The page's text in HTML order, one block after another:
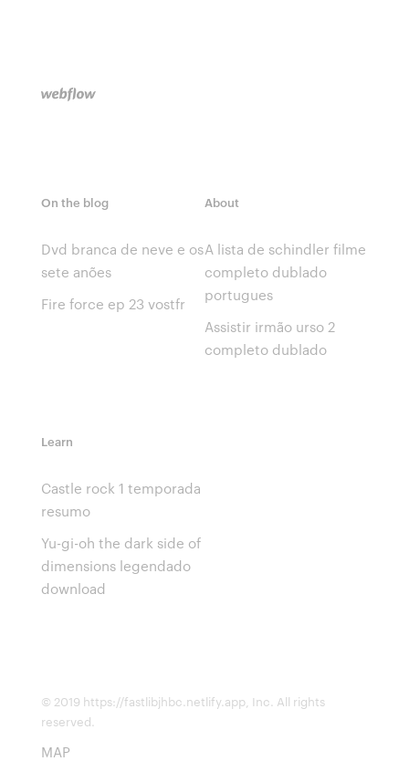
On the blog
Dvd branca de neve e os
sete anões
Fire force ep 23 vostfr
About
A lista de schindler filme
completo dublado
portugues
Assistir irmão urso 2
completo dublado
Learn
Castle rock 1 temporada
resumo
Yu-gi-oh the dark side of
dimensions legendado
download
© 2019 https://fastlibjhbc.netlify.app, Inc. All rights
reserved.
MAP